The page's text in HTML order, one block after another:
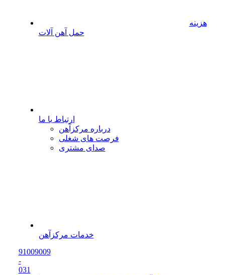
هزینه
حمل آهن آلات
ارتباط با ما
درباره مرکزآهن
فرصت های شغلی
صدای مشتری
خدمات مرکزآهن
91009009
-
031